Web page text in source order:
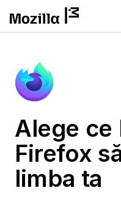
Alege
Firefox
limba ta